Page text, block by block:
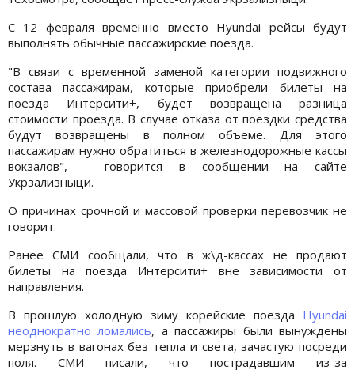
С 12 февраля временно вместо Hyundai рейсы будут
выполнять обычные пассажирские поезда.
"В связи с временной заменой категории подвижного
состава пассажирам, которые приобрели билеты на
поезда Интерсити+, будет возвращена разница
стоимости проезда. В случае отказа от поездки средства
будут возвращены в полном объеме. Для этого
пассажирам нужно обратиться в железнодорожные кассы
вокзалов", - говорится в сообщении на сайте
Укрзализныци.
О причинах срочной и массовой проверки перевозчик не
говорит.
Ранее СМИ сообщали, что в ж\д-кассах не продают
билеты на поезда Интерсити+ вне зависимости от
направления.
В прошлую холодную зиму корейские поезда Hyundai
неоднократно ломались, а пассажиры были вынуждены
мерзнуть в вагонах без тепла и света, зачастую посреди
поля. СМИ писали, что пострадавшим из-за